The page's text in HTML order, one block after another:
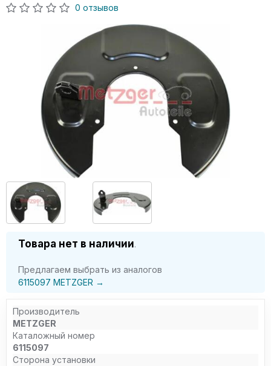
0 отзывов
Товара нет в наличии.
Предлагаем выбрать из аналогов
6115097 METZGER →
Производитель
METZGER
Каталожный номер
6115097
Сторона установки